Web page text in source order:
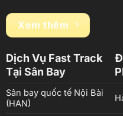
Xem thêm
Dịch Vụ Fast Track
Tại Sân Bay
Sân bay quốc tế Nội Bài
(HAN)